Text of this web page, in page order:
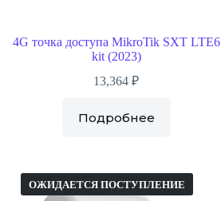
4G точка доступа MikroTik SXT LTE6
kit (2023)
13,364₽
Подробнее
ОЖИДАЕТСЯ ПОСТУПЛЕНИЕ